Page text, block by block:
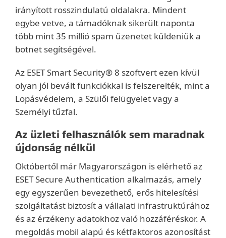
irányított rosszindulatú oldalakra. Mindent
egybe vetve, a támadóknak sikerült naponta
több mint 35 millió spam üzenetet küldeniük a
botnet segítségével.
Az ESET Smart Security® 8 szoftvert ezen kívül
olyan jól bevált funkciókkal is felszerelték, mint a
Lopásvédelem, a Szülői felügyelet vagy a
Személyi tűzfal.
Az üzleti felhasználók sem maradnak
újdonság nélkül
Októbertől már Magyarországon is elérhető az
ESET Secure Authentication alkalmazás, amely
egy egyszerűen bevezethető, erős hitelesítési
szolgáltatást biztosít a vállalati infrastruktúrához
és az érzékeny adatokhoz való hozzáféréskor. A
megoldás mobil alapú és kétfaktoros azonosítást